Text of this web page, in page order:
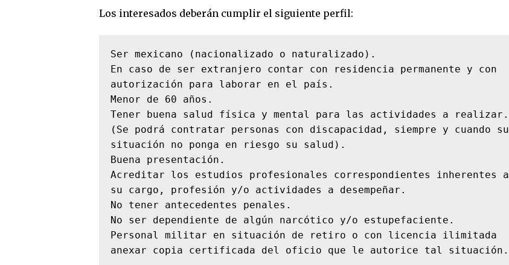
Los interesados deberán cumplir el siguiente perfil:
Ser mexicano (nacionalizado o naturalizado).
En caso de ser extranjero contar con residencia permanente y con
autorización para laborar en el país.
Menor de 60 años.
Tener buena salud física y mental para las actividades a realizar.
(Se podrá contratar personas con discapacidad, siempre y cuando su
situación no ponga en riesgo su salud).
Buena presentación.
Acreditar los estudios profesionales correspondientes inherentes a
su cargo, profesión y/o actividades a desempeñar.
No tener antecedentes penales.
No ser dependiente de algún narcótico y/o estupefaciente.
Personal militar en situación de retiro o con licencia ilimitada
anexar copia certificada del oficio que le autorice tal situación.